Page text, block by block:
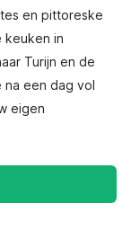
en pittoreske
keuken in
Turijn en de
na een dag vol
eigen